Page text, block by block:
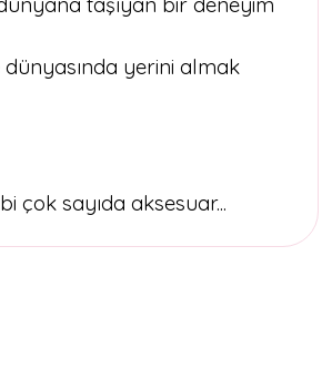
yerini almak
sayıda aksesuar...